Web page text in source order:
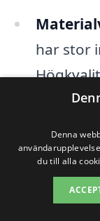
har stor
Denna
du till alla